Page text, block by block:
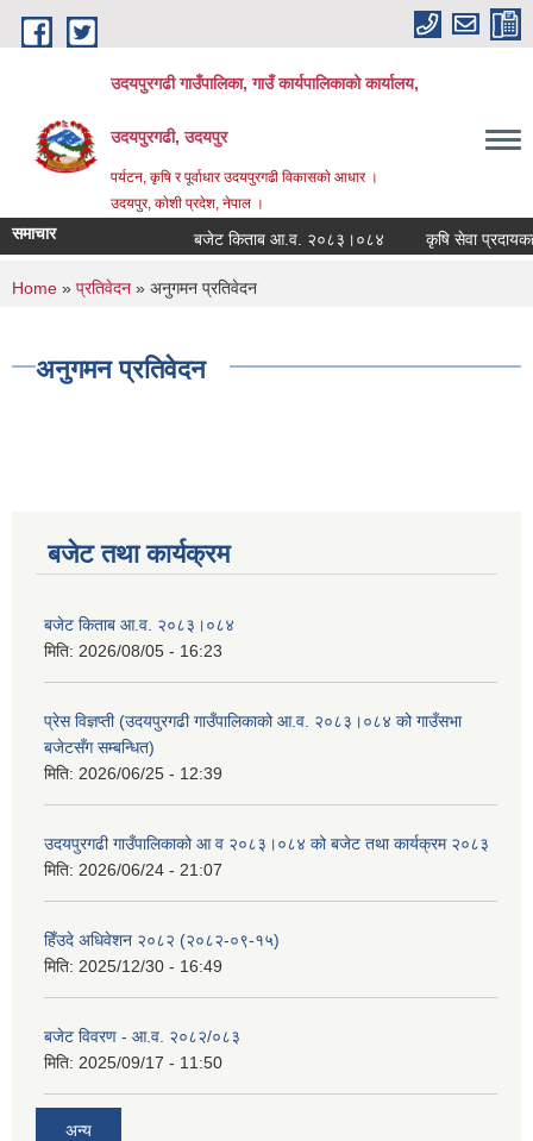
Skip to main content
उदयपुरगढी गाउँपालिका, गाउँ कार्यपालिकाको कार्यालय,
उदयपुरगढी, उदयपुर
पर्यटन, कृषि र पूर्वाधार उदयपुरगढी विकासकाे आधार ।
उदयपुर, काेशी प्रदेश, नेपाल ।
समाचार बजेट किताब आ.व. २०८३।०८४ कृषि सेवा
You are here
Home » प्रतिवेदन » अनुगमन प्रतिवेदन
अनुगमन प्रतिवेदन
बजेट तथा कार्यक्रम
बजेट किताब आ.व. २०८३।०८४
मिति: 2026/08/05 - 16:23
प्रेस विज्ञप्ती (उदयपुरगढी गाउँपालिकाको आ.व. २०८३।०८४ को गाउँसभा
बजेटसँग सम्बन्धित)
मिति: 2026/06/25 - 12:39
उदयपुरगढी गाउँपालिकाको आ व २०८३।०८४ को बजेट तथा कार्यक्रम २०८३
मिति: 2026/06/24 - 21:07
हिँउदे अधिवेशन २०८२ (२०८२-०९-१५)
मिति: 2025/12/30 - 16:49
बजेट विवरण - आ.व. २०८२/०८३
मिति: 2025/09/17 - 11:50
अन्य